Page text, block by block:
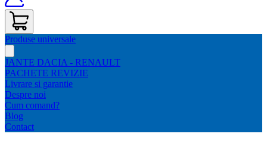
Produse universale
JANTE DACIA - RENAULT
PACHETE REVIZIE
Livrare si garantie
Despre noi
Cum comand?
Blog
Contact